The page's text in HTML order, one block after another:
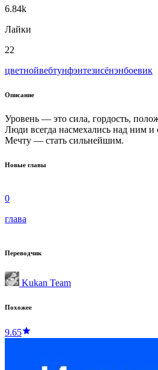
6.84k
Лайки
22
цветнойвeбтунфэнтезисёнэнбоевик
Описание
Уровень — это сила, гордость,
Люди всегда насмехались над ним и
Мечту — стать сильнейшим.
Новые главы
0
глава
Переводчик
Kukan Team
Похожее
9.65